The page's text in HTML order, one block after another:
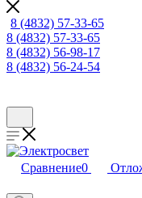
8 (4832) 57-33-65
8 (4832) 57-33-65
8 (4832) 56-98-17
8 (4832) 56-24-54
Сравнение0